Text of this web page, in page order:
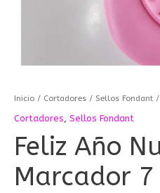
Inicio / Cortadores / Sellos Fondant
Cortadores Sellos Fondant
Feliz Año
Marcador 7